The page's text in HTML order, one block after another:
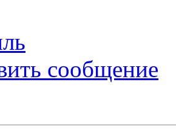
сообщение